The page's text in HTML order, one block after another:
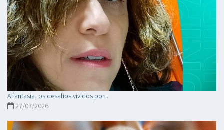
A fantasia, os desafios vividos por...
27/07/2026